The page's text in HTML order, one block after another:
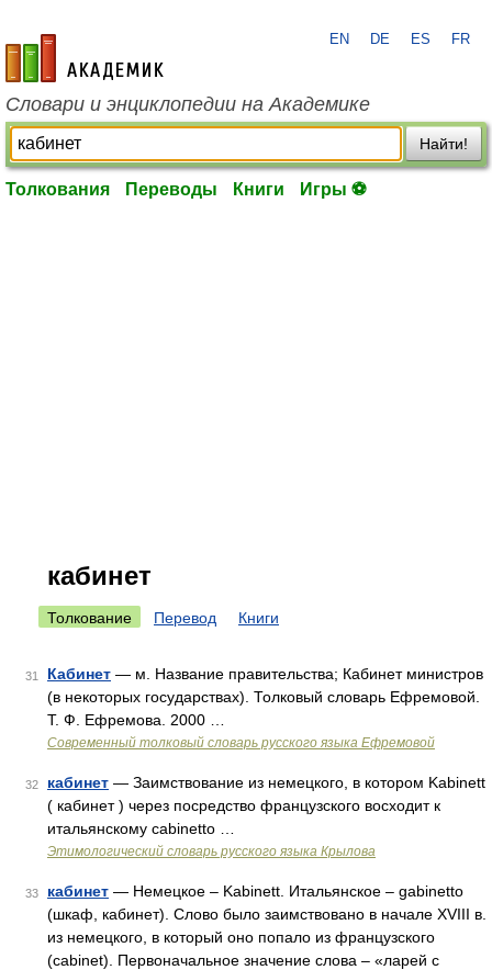
academic.ru
EN DE ES FR
Словари и энциклопедии на Академике
Найти!
Толкования Переводы Книги Игры ⚽
кабинет
Толкование Перевод Книги
31 Кабинет — м. Название правительства; Кабинет министров
(в некоторых государствах). Толковый словарь Ефремовой.
Т. Ф. Ефремова. 2000 …
Современный толковый словарь русского языка Ефремовой
32 кабинет — Заимствование из немецкого, в котором Kabinett
( кабинет ) через посредство французского восходит к
итальянскому cabinetto …
Этимологический словарь русского языка Крылова
33 кабинет — Немецкое – Kabinett. Итальянское – gabinetto
(шкаф, кабинет). Слово было заимствовано в начале XVIII в.
из немецкого, в который оно попало из французского
(cabinet). Первоначальное значение слова – «ларей с